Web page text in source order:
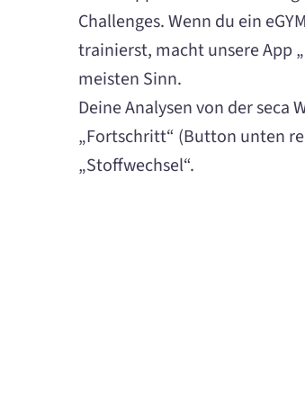
Challenges. Wenn du ein
trainierst, macht unsere App
meisten Sinn.
Deine Analysen von der seca
„Fortschritt“ (Button unten
„Stoffwechsel“.